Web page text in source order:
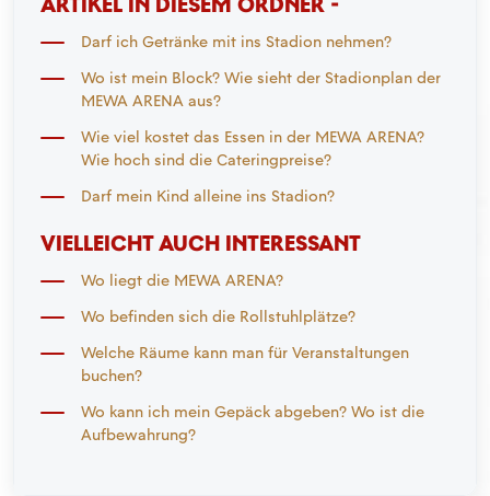
Darf ich Getränke mit ins Stadion nehmen?
Wo ist mein Block? Wie sieht der Stadionplan der
MEWA ARENA aus?
Wie viel kostet das Essen in der MEWA ARENA?
Wie hoch sind die Cateringpreise?
Darf mein Kind alleine ins Stadion?
VIELLEICHT AUCH INTERESSANT
Wo liegt die MEWA ARENA?
Wo befinden sich die Rollstuhlplätze?
Welche Räume kann man für Veranstaltungen
buchen?
Wo kann ich mein Gepäck abgeben? Wo ist die
Aufbewahrung?